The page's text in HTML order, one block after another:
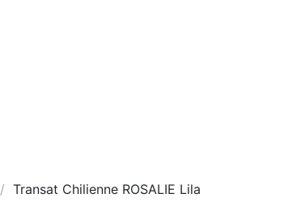
Transat Chilienne ROSALIE Lila